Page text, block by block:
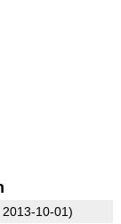
10-01)